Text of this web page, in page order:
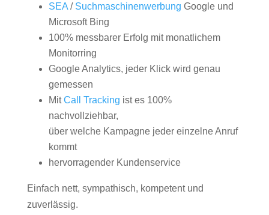
SEA/ Suchmaschinenwerbung Google und
Microsoft Bing
100% messbarer Erfolg mit monatlichem
Monitorring
Google Analytics, jeder Klick wird genau
gemessen
MitCall Tracking ist es 100%
nachvollziehbar,
über welche Kampagne jeder einzelne Anruf
kommt
hervorragender Kundenservice
Einfach nett, sympathisch, kompetent und
zuverlässig.